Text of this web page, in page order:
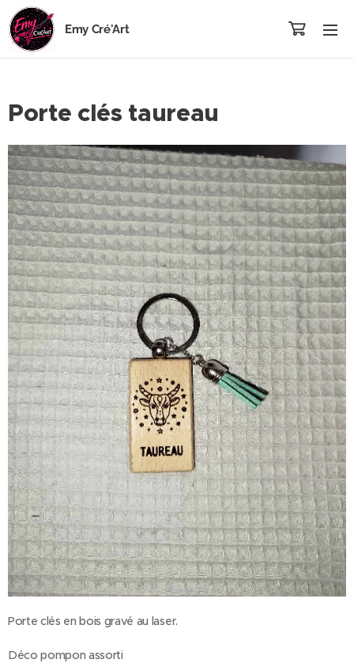
Emy Cré'Art
Porte clés taureau
Porte clés en bois gravé au laser.
Déco pompon assorti